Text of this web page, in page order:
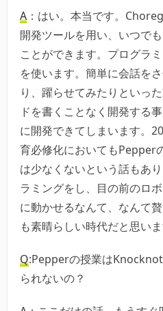
A ：はい。本当です。
開発ツールを用い、いつで
ことができます。プログラ
を使います。簡単に会話を
り、躍らせてみたりといっ
ドを書くことなく開発する
に開発できてしまいます。
育必修化においてもPepper
は少なくないという話もあ
ラミングをし、目の前のロ
に動かせるなんて、なんて
も素晴らしい時代だと思いま
Q:Pepperの授業は
られないの？